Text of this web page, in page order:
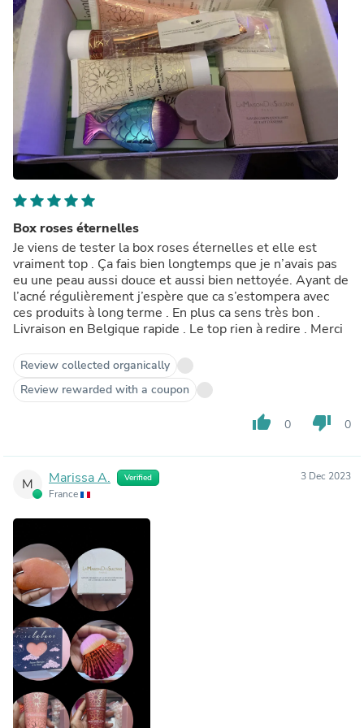
Box roses éternelles
Je viens de tester la box roses éternelles et elle est
vraiment top . Ça fais bien longtemps que je n’avais pas
eu une peau aussi douce et aussi bien nettoyée. Ayant de
l’acné régulièrement j’espère que ca s’estompera avec
ces produits à long terme . En plus ca sens très bon .
Livraison en Belgique rapide . Le top rien à redire . Merci
Review collected organically
Review rewarded with a coupon
thumb_up 0 thumb_down 0
M Marissa A. Verified
France
3 Dec 2023